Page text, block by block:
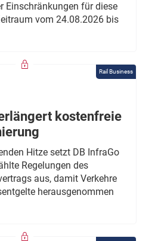
Einschränkungen für diese
vom 24.08.2026 bis
Rail Business
kostenfreie
Hitze setzt DB InfraGo
Regelungen des
aus, damit Verkehre
herausgenommen